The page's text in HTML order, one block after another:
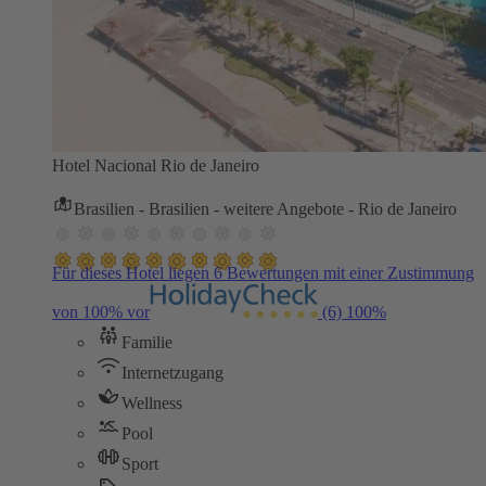
Hotel Nacional Rio de Janeiro
Brasilien - Brasilien - weitere Angebote - Rio de Janeiro
Für dieses Hotel liegen 6 Bewertungen mit einer Zustimmung
von 100% vor (6) 100%
Familie
Internetzugang
Wellness
Pool
Sport